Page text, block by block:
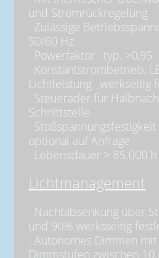
und Stromrückregelung
· Zulässige
50/60 Hz
· Powerfaktor: typ. >0,95
· Konstantstrombetrieb,
Lichtleistung werkseitig
· Steuerader für
Schnittstelle
·
optional auf Anfrage
· Lebensdauer > 85.000
Lichtmanagement
· Nachtabsenkung über
und 90% werksseitig
· Autonomes Dimmen
Dimmstufen zwischen